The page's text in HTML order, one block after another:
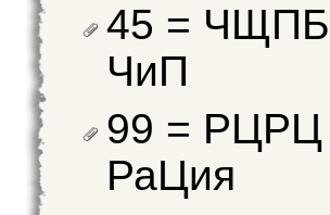
45 =
ЧиП
99 =
РаЦия